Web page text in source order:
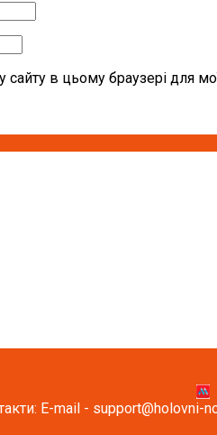
сайту в цьому браузері для
E-mail - support@holovni-